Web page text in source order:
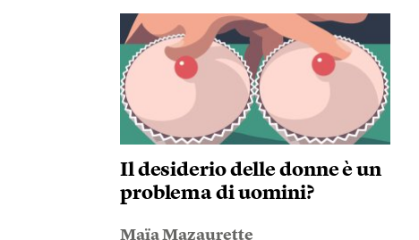
Il desiderio delle donne è un
problema di uomini?
Maïa Mazaurette